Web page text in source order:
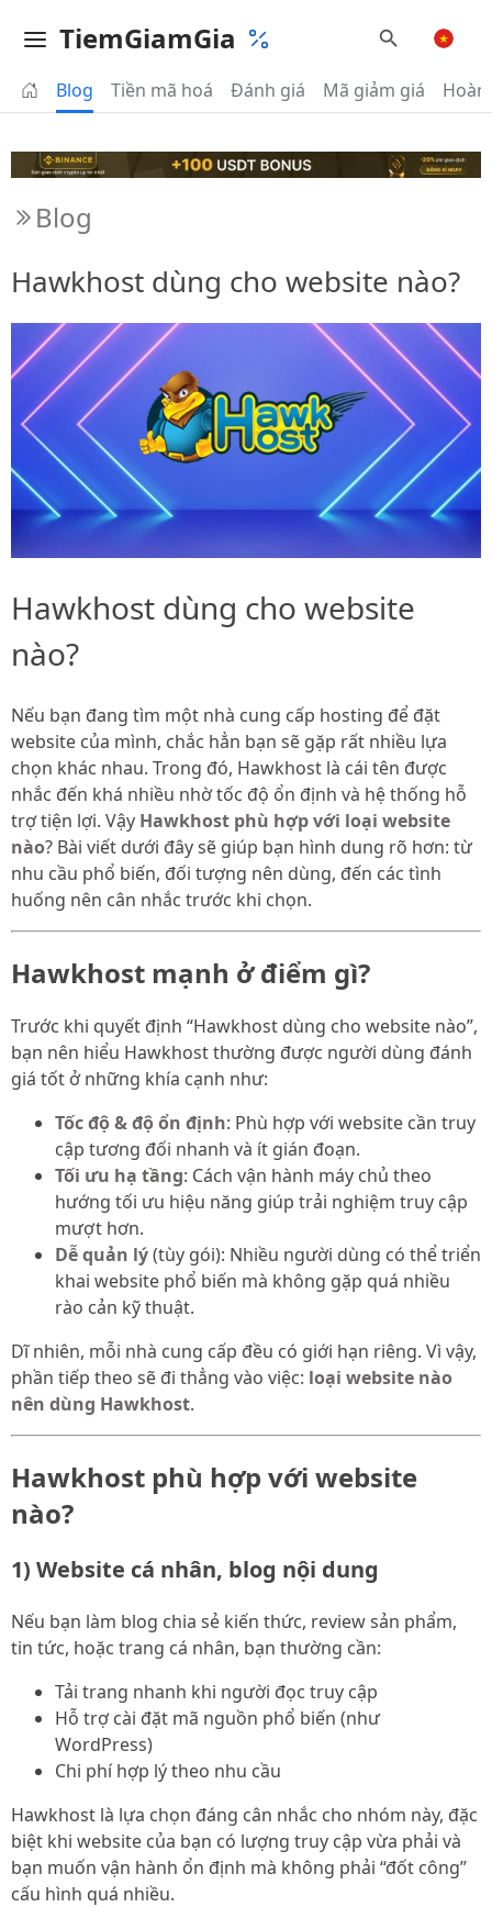
TiemGiamGia
Blog Tiền mã hoá Đánh giá Mã giảm giá
Blog
Hawkhost dùng cho website nào?
Hawkhost dùng cho website
nào?
Nếu bạn đang tìm một nhà cung cấp hosting để đặt
website của mình, chắc hẳn bạn sẽ gặp rất nhiều lựa
chọn khác nhau. Trong đó, Hawkhost là cái tên được
nhắc đến khá nhiều nhờ tốc độ ổn định và hệ thống hỗ
trợ tiện lợi. Vậy Hawkhost phù hợp với loại website
nào? Bài viết dưới đây sẽ giúp bạn hình dung rõ hơn: từ
nhu cầu phổ biến, đối tượng nên dùng, đến các tình
huống nên cân nhắc trước khi chọn.
Hawkhost mạnh ở điểm gì?
Trước khi quyết định “Hawkhost dùng cho website nào”,
bạn nên hiểu Hawkhost thường được người dùng đánh
giá tốt ở những khía cạnh như:
Tốc độ & độ ổn định: Phù hợp với website cần truy
cập tương đối nhanh và ít gián đoạn.
Tối ưu hạ tầng: Cách vận hành máy chủ theo
hướng tối ưu hiệu năng giúp trải nghiệm truy cập
mượt hơn.
Dễ quản lý(tùy gói): Nhiều người dùng có thể triển
khai website phổ biến mà không gặp quá nhiều
rào cản kỹ thuật.
Dĩ nhiên, mỗi nhà cung cấp đều có giới hạn riêng. Vì vậy,
phần tiếp theo sẽ đi thẳng vào việc: loại website nào
nên dùng Hawkhost.
Hawkhost phù hợp với website
nào?
1) Website cá nhân, blog nội dung
Nếu bạn làm blog chia sẻ kiến thức, review sản phẩm,
tin tức, hoặc trang cá nhân, bạn thường cần:
Tải trang nhanh khi người đọc truy cập
Hỗ trợ cài đặt mã nguồn phổ biến (như
WordPress)
Chi phí hợp lý theo nhu cầu
Hawkhost là lựa chọn đáng cân nhắc cho nhóm này, đặc
biệt khi website của bạn có lượng truy cập vừa phải và
bạn muốn vận hành ổn định mà không phải “đốt công”
cấu hình quá nhiều.